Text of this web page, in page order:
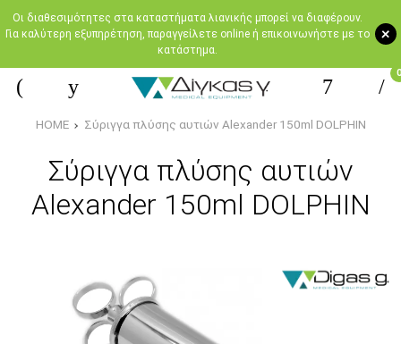
+
Oι διαθεσιμότητες στα καταστήματα λιανικής μπορεί να διαφέρουν.
Για καλύτερη εξυπηρέτηση, παραγγείλετε online ή επικοινωνήστε με το
κατάστημα.
0
HOME Σύριγγα πλύσης αυτιών Alexander 150ml DOLPHIN
Σύριγγα πλύσης αυτιών
Alexander 150ml DOLPHIN